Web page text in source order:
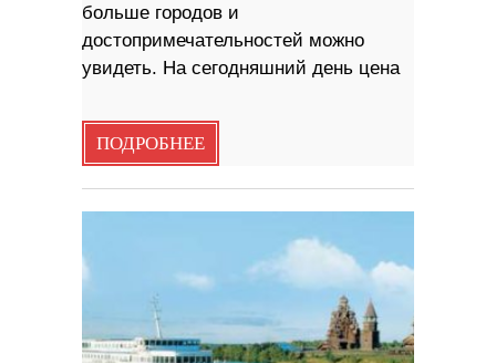
больше городов и
достопримечательностей можно
увидеть. На сегодняшний день цена
ПОДРОБНЕЕ